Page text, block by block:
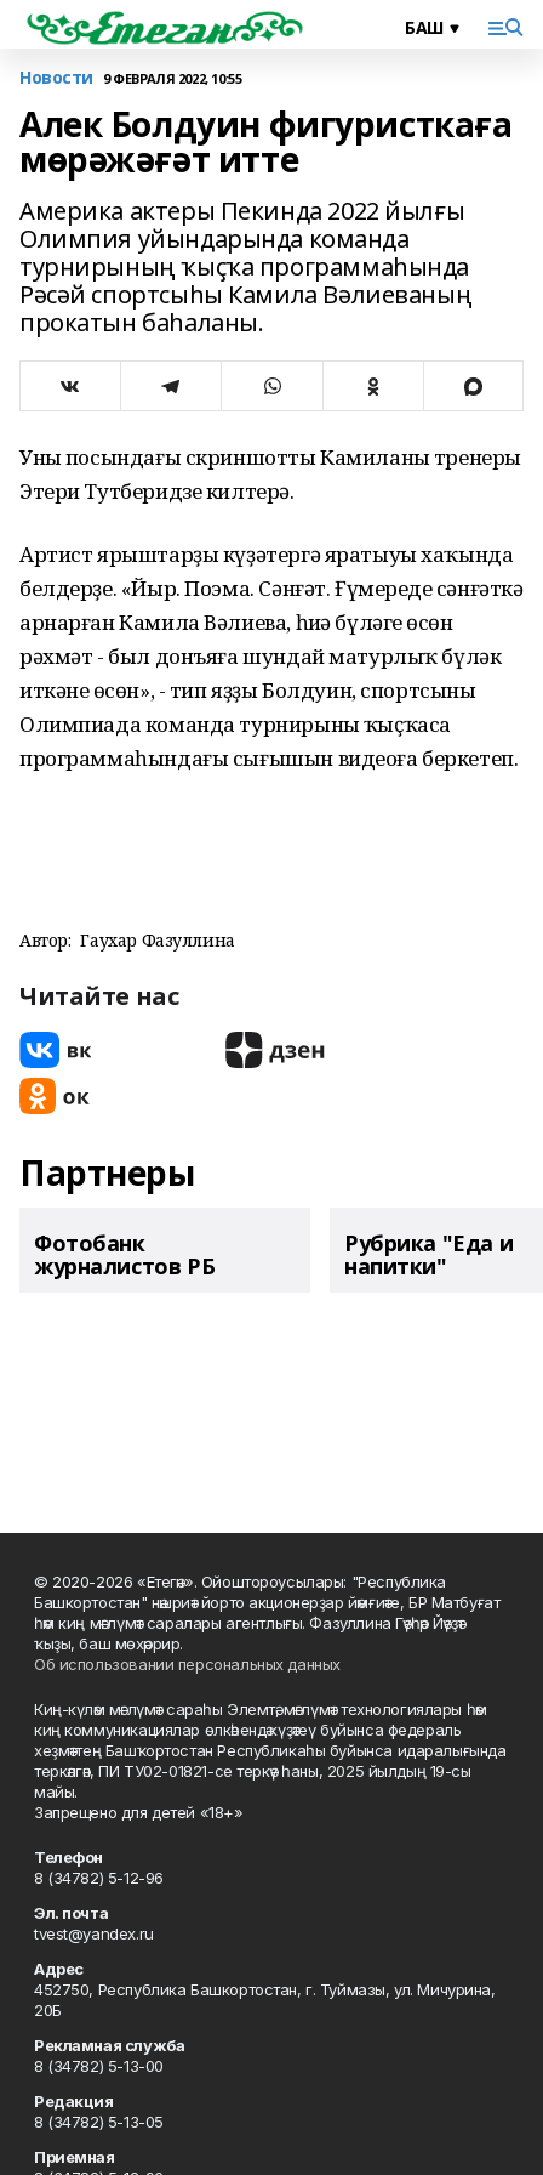
Новости 9 ФЕВРАЛЯ 2022, 10:55
Алек Болдуин фигуристкаға
мөрәжәғәт итте
Америка актеры Пекинда 2022 йылғы
Олимпия уйындарында команда
турнирының ҡыҫҡа программаһында
Рәсәй спортсыһы Камила Вәлиеваның
прокатын баһаланы.
Уның посындағы скриншотты Камиланың тренеры
Этери Тутберидзе килтерә.
Артист ярыштарҙы күҙәтергә яратыуы хаҡында
белдерҙе. «Йыр. Поэма. Сәнғәт. Ғүмереңде сәнғәткә
арнарған Камила Вәлиева, һиңә бүләгең өсөн
рәхмәт - был донъяға шундай матурлыҡ бүләк
иткәнең өсөн», - тип яҙҙы Болдуин, спортсының
Олимпиада команда турнирының ҡыҫҡаса
программаһындағы сығышын видеоға беркетеп.
Автор: Гаухар Фазуллина
Читайте нас
Партнеры
Фотобанк
журналистов РБ
Рубрика "Еда и
напитки"
© 2020-2026 «Етегән». Ойоштороусылары: "Республика
Башкортостан" нәшриәт йорто акционерҙар йәмғиәте, БР Матбуғат
һәм киң мәғлүмәт саралары агентлығы. Фазуллина Гәүһәр Йәүҙәт
ҡыҙы, баш мөхәррир.
Об использовании персональных данных
Киң-күләм мәғлүмәт сараһы Элемтә, мәғлүмәт технологиялары һәм
киң коммуникациялар өлкәһендә күҙәтеү буйынса федераль
хеҙмәттең Башҡортостан Республикаһы буйынса идаралығында
теркәлгән, ПИ ТУ02-01821-се теркәү һаны, 2025 йылдың 19-сы
майы.
Запрещено для детей «18+»
Телефон
8 (34782) 5-12-96
Эл. почта
tvest@yandex.ru
Адрес
452750, Республика Башкортостан, г. Туймазы, ул. Мичурина,
20Б
Рекламная служба
8 (34782) 5-13-00
Редакция
8 (34782) 5-13-05
Приемная